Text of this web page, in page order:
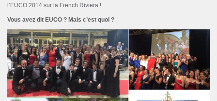
l’EUCO 2014 sur la French Riviera !
Vous avez dit EUCO ? Mais c’est quoi ?